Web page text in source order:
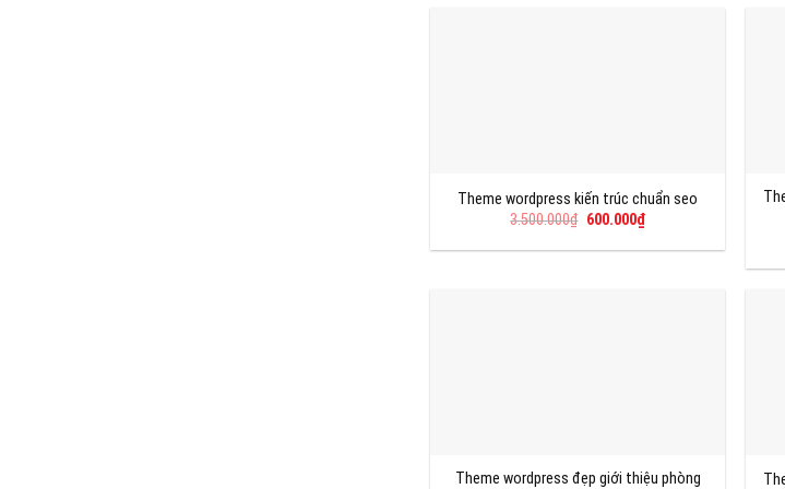
Theme wordpress kiến trúc chuẩn seo
3.500.000₫ Giá
là:
600.000₫Giá
hiện
tại
Theme wordpress đẹp giới thiệu phòng